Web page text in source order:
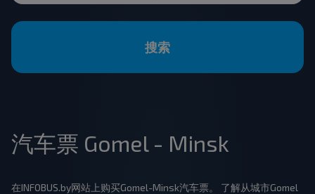
搜索
汽车票 Gomel - Minsk
在INFOBUS.by网站上购买Gomel-Minsk汽车票。 了解从城市Gomel